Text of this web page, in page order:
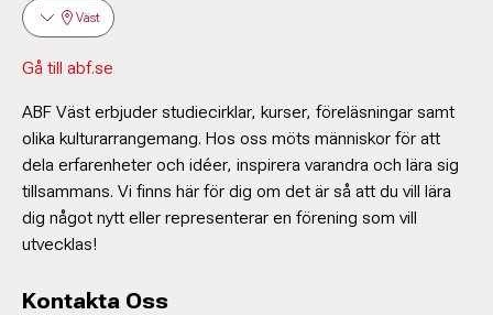
Väst
Gå till abf.se
ABF Väst erbjuder studiecirklar, kurser, föreläsningar samt
olika kulturarrangemang. Hos oss möts människor för att
dela erfarenheter och idéer, inspirera varandra och lära sig
tillsammans. Vi finns här för dig om det är så att du vill lära
dig något nytt eller representerar en förening som vill
utvecklas!
Kontakta Oss